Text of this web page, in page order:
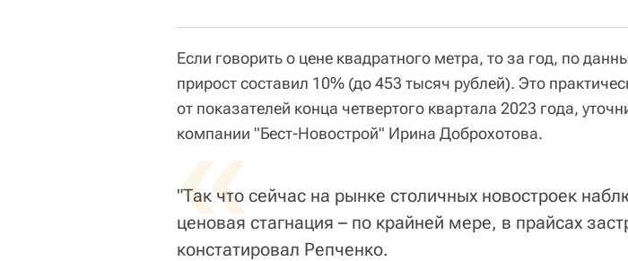
Если говорить о цене квадратного метра, то за год, по
прирост составил 10% (до 453 тысяч рублей). Это
от показателей конца четвертого квартала 2023 года,
компании "Бест-Новострой" Ирина Доброхотова.
«
"Так что сейчас на рынке столичных новостроек
ценовая стагнация – по крайней мере, в прайсах
констатировал Репченко.